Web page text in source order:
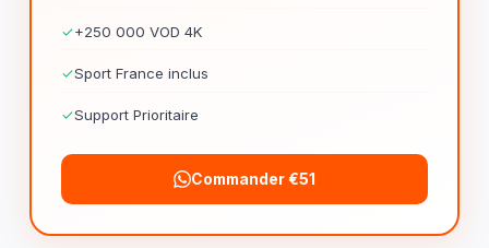
✓+250 000 VOD 4K
✓Sport France inclus
✓Support Prioritaire
Commander €51